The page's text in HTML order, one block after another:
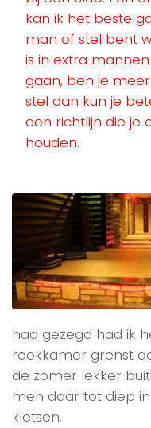
kan ik het beste
man of stel bent
is in extra
gaan, ben je
stel dan kun je
een richtlijn die je
houden.
had gezegd had ik
rookkamer grenst
de zomer lekker
men daar tot diep
kletsen.